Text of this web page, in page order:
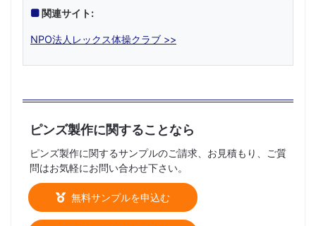
関連サイト:
NPO法人レックス体操クラブ >>
ピンズ製作に関することなら
ピンズ製作に関するサンプルのご請求、お見積もり、ご質
問はお気軽にお問い合わせ下さい。
無料サンプルを申込む